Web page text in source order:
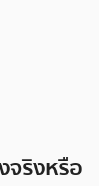
จริงหรือ